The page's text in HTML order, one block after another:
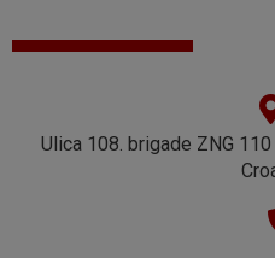
Ulica 108. brigade ZNG